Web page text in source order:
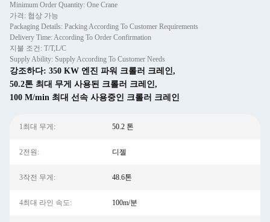
Minimum Order Quantity: One Crane
가격: 협상 가능
Packaging Details: Packing According To Customer Requirements
Delivery Time: According To Order Confirmation
지불 조건: T/T,L/C
Supply Ability: Supply According To Customer Needs
강조하다: 350 KW 엔진 파워 크롤러 크레인,
50.2톤 최대 무게 사용된 크롤러 크레인,
100 M/min 최대 선속 사용중인 크롤러 크레인
1최대 무게: 50.2 톤
2전원: 디젤
3작전 무게: 48.6톤
4최대 라인 속도: 100m/분